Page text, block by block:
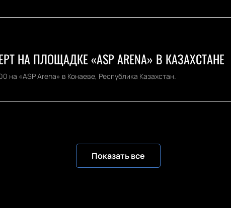
НА ПЛОЩАДКЕ «ASP ARENA» В КАЗАХСТАНЕ
на «ASP Arena» в Конаеве, Республика Казахстан.
Показать все